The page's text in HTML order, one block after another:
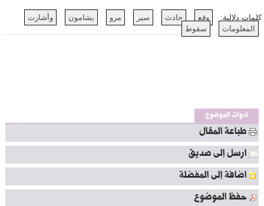
كلمات دلالية: وقع حادث سير مرو بشامون
وأشارت
المعلومات
سقوط
أدوات الموضوع
طباعة المقال
ارسل إلى صديق
اضافة إلى المفضلة
حفظ الموضوع